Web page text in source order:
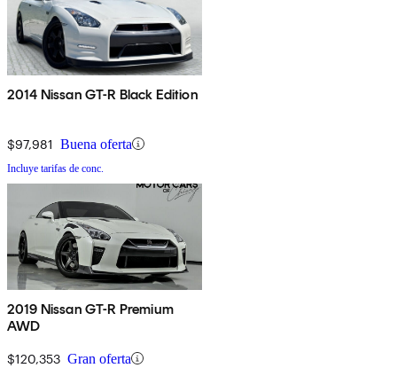
2014 Nissan GT-R Black Edition
$97,981 Buena oferta
Incluye tarifas de conc.
2019 Nissan GT-R Premium
AWD
$120,353 Gran oferta